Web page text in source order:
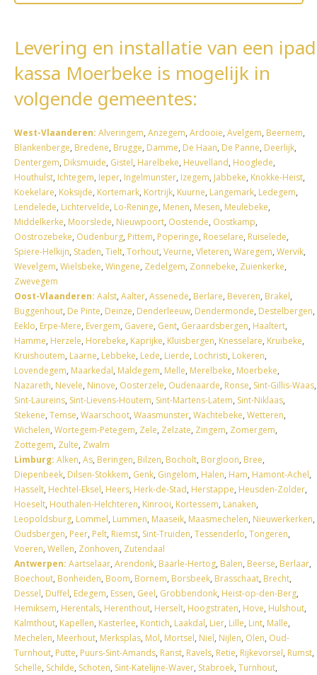
Levering en installatie van een ipad
kassa Moerbeke is mogelijk in
volgende gemeentes:
West-Vlaanderen: Alveringem, Anzegem, Ardooie, Avelgem, Beernem,
Blankenberge, Bredene, Brugge, Damme, De Haan, De Panne, Deerlijk,
Dentergem, Diksmuide, Gistel, Harelbeke, Heuvelland, Hooglede,
Houthulst, Ichtegem, Ieper, Ingelmunster, Izegem, Jabbeke, Knokke-Heist,
Koekelare, Koksijde, Kortemark, Kortrijk, Kuurne, Langemark, Ledegem,
Lendelede, Lichtervelde, Lo-Reninge, Menen, Mesen, Meulebeke,
Middelkerke, Moorslede, Nieuwpoort, Oostende, Oostkamp,
Oostrozebeke, Oudenburg, Pittem, Poperinge, Roeselare, Ruiselede,
Spiere-Helkijn, Staden, Tielt, Torhout, Veurne, Vleteren, Waregem, Wervik,
Wevelgem, Wielsbeke, Wingene, Zedelgem, Zonnebeke, Zuienkerke,
Zwevegem
Oost-Vlaanderen: Aalst, Aalter, Assenede, Berlare, Beveren, Brakel,
Buggenhout, De Pinte, Deinze, Denderleeuw, Dendermonde, Destelbergen,
Eeklo, Erpe-Mere, Evergem, Gavere, Gent, Geraardsbergen, Haaltert,
Hamme, Herzele, Horebeke, Kaprijke, Kluisbergen, Knesselare, Kruibeke,
Kruishoutem, Laarne, Lebbeke, Lede, Lierde, Lochristi, Lokeren,
Lovendegem, Maarkedal, Maldegem, Melle, Merelbeke, Moerbeke,
Nazareth, Nevele, Ninove, Oosterzele, Oudenaarde, Ronse, Sint-Gillis-Waas,
Sint-Laureins, Sint-Lievens-Houtem, Sint-Martens-Latem, Sint-Niklaas,
Stekene, Temse, Waarschoot, Waasmunster, Wachtebeke, Wetteren,
Wichelen, Wortegem-Petegem, Zele, Zelzate, Zingem, Zomergem,
Zottegem, Zulte, Zwalm
Limburg: Alken, As, Beringen, Bilzen, Bocholt, Borgloon, Bree,
Diepenbeek, Dilsen-Stokkem, Genk, Gingelom, Halen, Ham, Hamont-Achel,
Hasselt, Hechtel-Eksel, Heers, Herk-de-Stad, Herstappe, Heusden-Zolder,
Hoeselt, Houthalen-Helchteren, Kinrooi, Kortessem, Lanaken,
Leopoldsburg, Lommel, Lummen, Maaseik, Maasmechelen, Nieuwerkerken,
Oudsbergen, Peer, Pelt, Riemst, Sint-Truiden, Tessenderlo, Tongeren,
Voeren, Wellen, Zonhoven, Zutendaal
Antwerpen: Aartselaar, Arendonk, Baarle-Hertog, Balen, Beerse, Berlaar,
Boechout, Bonheiden, Boom, Bornem, Borsbeek, Brasschaat, Brecht,
Dessel, Duffel, Edegem, Essen, Geel, Grobbendonk, Heist-op-den-Berg,
Hemiksem, Herentals, Herenthout, Herselt, Hoogstraten, Hove, Hulshout,
Kalmthout, Kapellen, Kasterlee, Kontich, Laakdal, Lier, Lille, Lint, Malle,
Mechelen, Meerhout, Merksplas, Mol, Mortsel, Niel, Nijlen, Olen, Oud-
Turnhout, Putte, Puurs-Sint-Amands, Ranst, Ravels, Retie, Rijkevorsel, Rumst,
Schelle, Schilde, Schoten, Sint-Katelijne-Waver, Stabroek, Turnhout,